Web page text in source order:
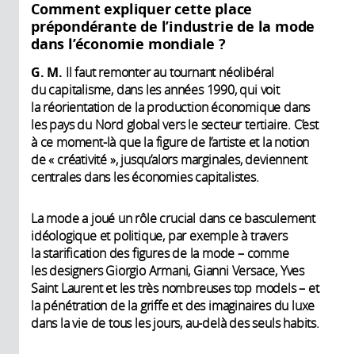
Comment expliquer cette place
prépondérante de l’industrie de la mode
dans l’économie mondiale ?
G. M. Il faut remonter au tournant néolibéral
du capitalisme, dans les années 1990, qui voit
la réorientation de la production économique dans
les pays du Nord global vers le secteur tertiaire. C’est
à ce moment-là que la figure de l’artiste et la notion
de « créativité », jusqu’alors marginales, deviennent
centrales dans les économies capitalistes.
La mode a joué un rôle crucial dans ce basculement
idéologique et politique, par exemple à travers
la starification des figures de la mode – comme
les designers Giorgio Armani, Gianni Versace, Yves
Saint Laurent et les très nombreuses top models – et
la pénétration de la griffe et des imaginaires du luxe
dans la vie de tous les jours, au-delà des seuls habits.